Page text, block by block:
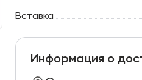
Вставка
Информация о